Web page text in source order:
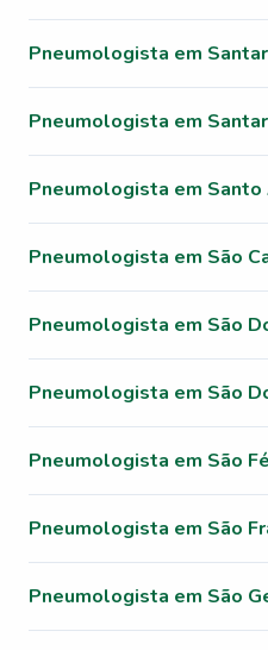
Pneumologista em
Pneumologista em
Pneumologista em Santo
Pneumologista em São
Pneumologista em São
Pneumologista em São
Pneumologista em São
Pneumologista em São
Pneumologista em São